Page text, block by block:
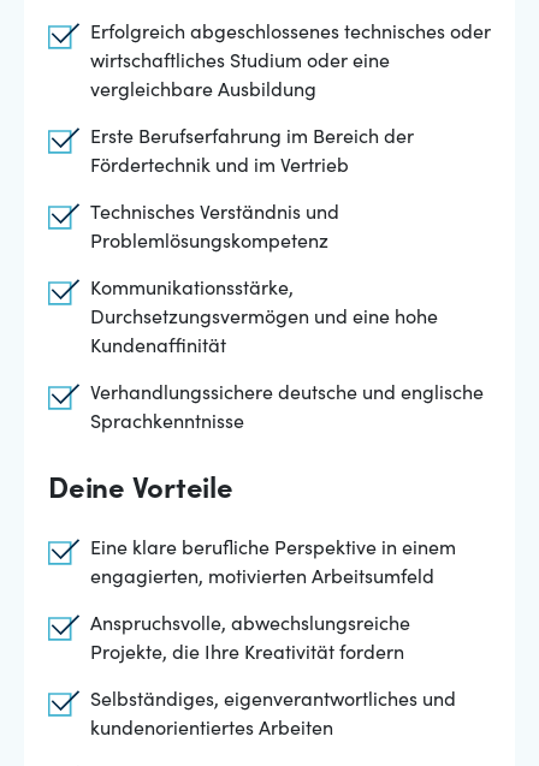
Erfolgreich abgeschlossenes technisches oder
wirtschaftliches Studium oder eine
vergleichbare Ausbildung
Erste Berufserfahrung im Bereich der
Fördertechnik und im Vertrieb
Technisches Verständnis und
Problemlösungskompetenz
Kommunikationsstärke,
Durchsetzungsvermögen und eine hohe
Kundenaffinität
Verhandlungssichere deutsche und englische
Sprachkenntnisse
Deine Vorteile
Eine klare berufliche Perspektive in einem
engagierten, motivierten Arbeitsumfeld
Anspruchsvolle, abwechslungsreiche
Projekte, die Ihre Kreativität fordern
Selbständiges, eigenverantwortliches und
kundenorientiertes Arbeiten